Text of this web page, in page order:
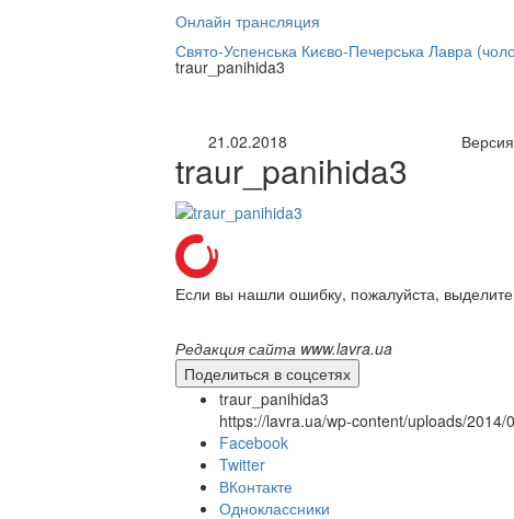
Онлайн трансляция
12 сентября
Свято-Успенська Києво-Печерська Лавра
traur_panihida3
21.02.2018
traur_panihida3
Если вы нашли ошибку, пожалуйста,
Редакция сайта www.lavra.ua
Поделиться в соцсетях
traur_panihida3
https://lavra.ua/wp-content/uploads/
Facebook
Twitter
ВКонтакте
Одноклассники